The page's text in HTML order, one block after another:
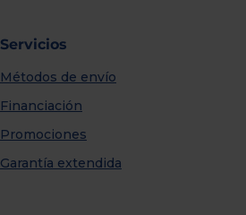
Servicios
Métodos de envío
Financiación
Promociones
Garantía extendida